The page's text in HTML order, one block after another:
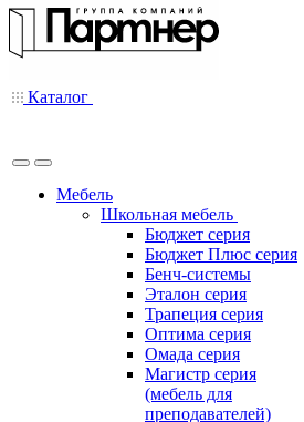
Каталог
Мебель
Школьная мебель
Бюджет серия
Бюджет Плюс серия
Бенч-системы
Эталон серия
Трапеция серия
Оптима серия
Омада серия
Магистр серия
(мебель для
преподавателей)